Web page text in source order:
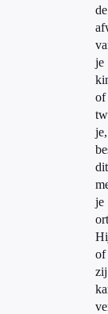
de
je
of
je,
dit
je
of
zij